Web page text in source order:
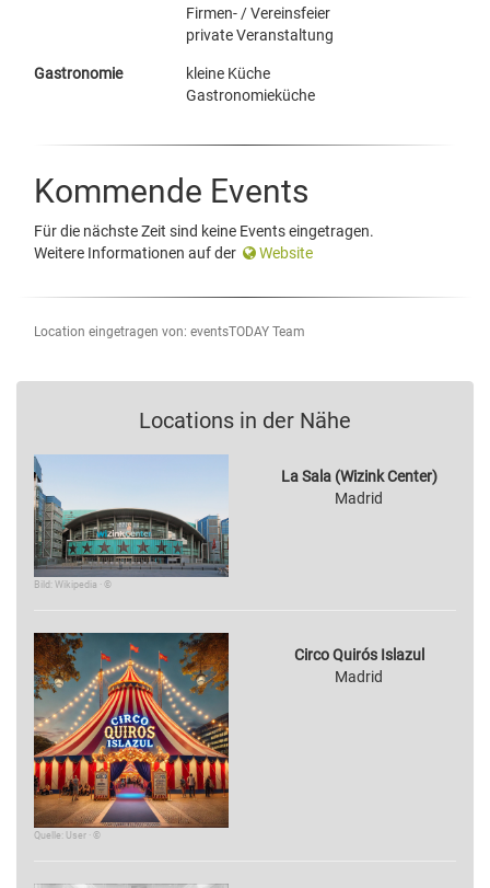
Firmen- / Vereinsfeier
private Veranstaltung
Gastronomie
kleine Küche
Gastronomieküche
Kommende Events
Für die nächste Zeit sind keine Events eingetragen.
Weitere Informationen auf der
Website
Location eingetragen von: eventsTODAY Team
Locations in der Nähe
Bild: Wikipedia · ©
La Sala (Wizink Center)
Madrid
Quelle: User · ©
Circo Quirós Islazul
Madrid